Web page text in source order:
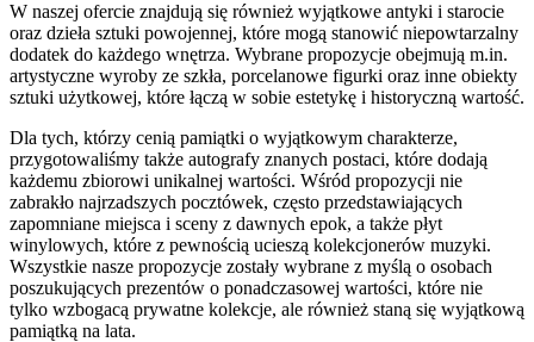
W naszej ofercie znajdują się również wyjątkowe antyki i starocie
oraz dzieła sztuki powojennej, które mogą stanowić niepowtarzalny
dodatek do każdego wnętrza. Wybrane propozycje obejmują m.in.
artystyczne wyroby ze szkła, porcelanowe figurki oraz inne obiekty
sztuki użytkowej, które łączą w sobie estetykę i historyczną wartość.
Dla tych, którzy cenią pamiątki o wyjątkowym charakterze,
przygotowaliśmy także autografy znanych postaci, które dodają
każdemu zbiorowi unikalnej wartości. Wśród propozycji nie
zabrakło najrzadszych pocztówek, często przedstawiających
zapomniane miejsca i sceny z dawnych epok, a także płyt
winylowych, które z pewnością ucieszą kolekcjonerów muzyki.
Wszystkie nasze propozycje zostały wybrane z myślą o osobach
poszukujących prezentów o ponadczasowej wartości, które nie
tylko wzbogacą prywatne kolekcje, ale również staną się wyjątkową
pamiątką na lata.